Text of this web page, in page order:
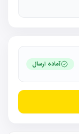
آماده ارسال